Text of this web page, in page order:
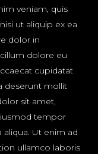
veniam, quis
ut aliquip ex ea
dolor in
dolore eu
cupidatat
deserunt mollit
sit amet,
tempor
Ut enim ad
ullamco laboris